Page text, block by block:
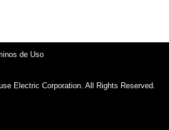
de Uso
Electric Corporation. All Rights Reserved.